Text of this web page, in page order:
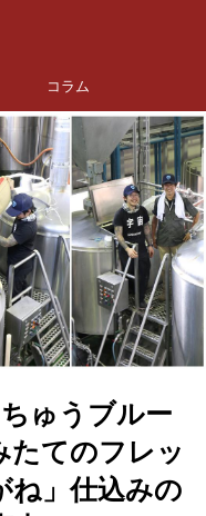
コラム
ゅうブルー
たてのフレッ
ね」仕込みの